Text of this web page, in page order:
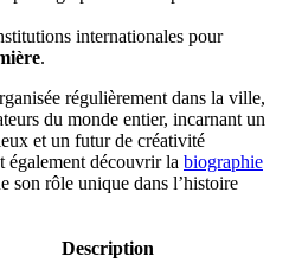
internationales pour
.
régulièrement dans la ville,
du monde entier, incarnant un
et un futur de créativité
également découvrir la biographie
son rôle unique dans l’histoire
Description